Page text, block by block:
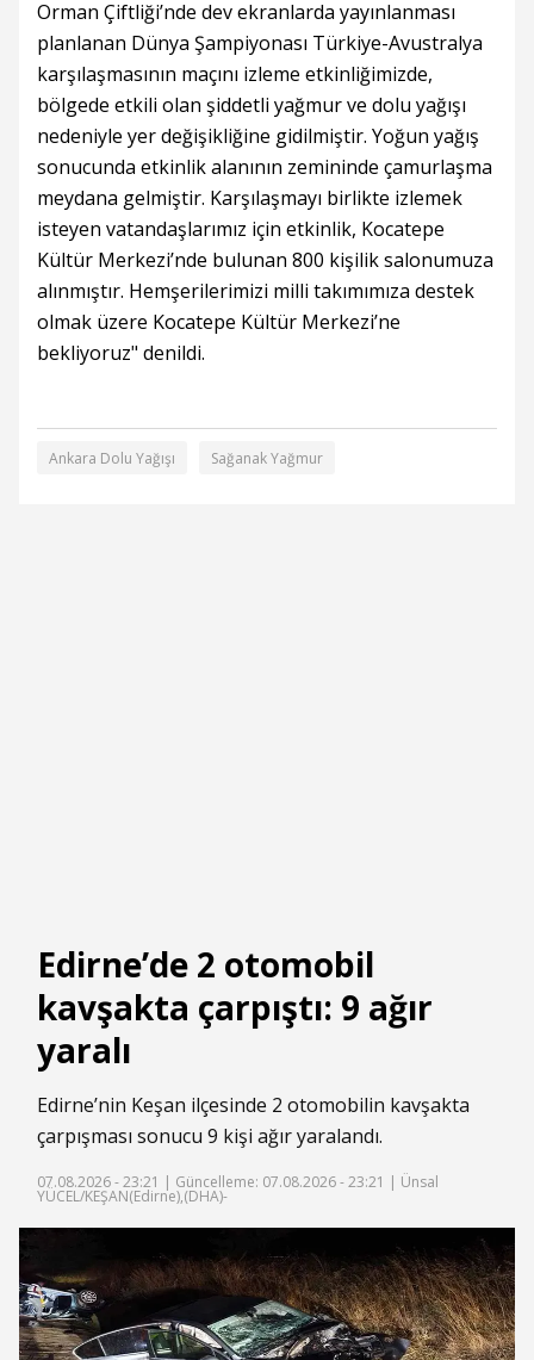
Orman Çiftliği’nde dev ekranlarda yayınlanması
planlanan Dünya Şampiyonası Türkiye-Avustralya
karşılaşmasının maçını izleme etkinliğimizde,
bölgede etkili olan şiddetli yağmur ve dolu yağışı
nedeniyle yer değişikliğine gidilmiştir. Yoğun yağış
sonucunda etkinlik alanının zemininde çamurlaşma
meydana gelmiştir. Karşılaşmayı birlikte izlemek
isteyen vatandaşlarımız için etkinlik, Kocatepe
Kültür Merkezi’nde bulunan 800 kişilik salonumuza
alınmıştır. Hemşerilerimizi milli takımımıza destek
olmak üzere Kocatepe Kültür Merkezi’ne
bekliyoruz" denildi.
Ankara Dolu Yağışı Sağanak Yağmur
Edirne’de 2 otomobil
kavşakta çarpıştı: 9 ağır
yaralı
Edirne’nin Keşan ilçesinde 2 otomobilin kavşakta
çarpışması sonucu 9 kişi ağır yaralandı.
07.08.2026 - 23:21 | Güncelleme: 07.08.2026 - 23:21 | Ünsal
YÜCEL/KEŞAN(Edirne),(DHA)-